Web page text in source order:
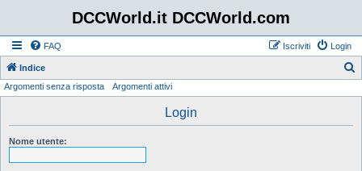
DCCWorld.it DCCWorld.com
FAQ Login
Iscriviti
Indice
Argomenti senza risposta Argomenti attivi
Login
Nome utente: